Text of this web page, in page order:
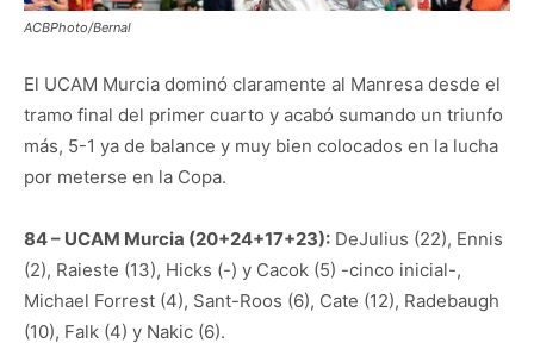
ACBPhoto/Bernal
El UCAM Murcia dominó claramente al Manresa desde el
tramo final del primer cuarto y acabó sumando un triunfo
más, 5-1 ya de balance y muy bien colocados en la lucha
por meterse en la Copa.
84 – UCAM Murcia (20+24+17+23): DeJulius (22), Ennis
(2), Raieste (13), Hicks (-) y Cacok (5) -cinco inicial-,
Michael Forrest (4), Sant-Roos (6), Cate (12), Radebaugh
(10), Falk (4) y Nakic (6).